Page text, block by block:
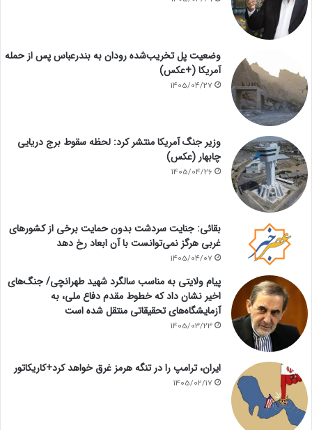
وضعیت پل تخریب‌شده رودان به بندرعباس پس از حمله
آمریکا (+عکس)
1405/04/27
وزیر جنگ آمریکا منتشر کرد: لحظه سقوط برج دریایی
چابهار (عکس)
1405/04/26
بقائی: جنایت سردشت بدون حمایت برخی از کشورهای
غربی هرگز نمی‌توانست با آن ابعاد رخ دهد
1405/04/07
پیام ولایتی به مناسب سالگرد شهید طهرانچی/ جنگ‌های
اخیر نشان داد که خطوط مقدم دفاع ملی، به
آزمایشگاه‌های تحقیقاتی منتقل شده است
1405/03/23
ایران، ترامپ را در تنگه هرمز غرق خواهد کرد+کاریکاتور
1405/02/17